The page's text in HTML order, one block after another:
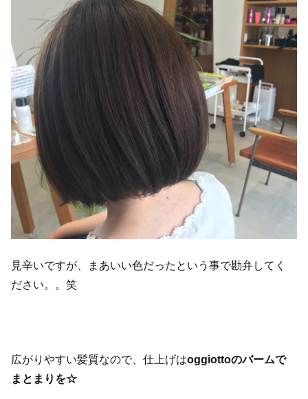
見辛いですが、まあいい色だったという事で勘弁してく
ださい。。笑
広がりやすい髪質なので、仕上げはoggiottoのバームで
まとまりを☆